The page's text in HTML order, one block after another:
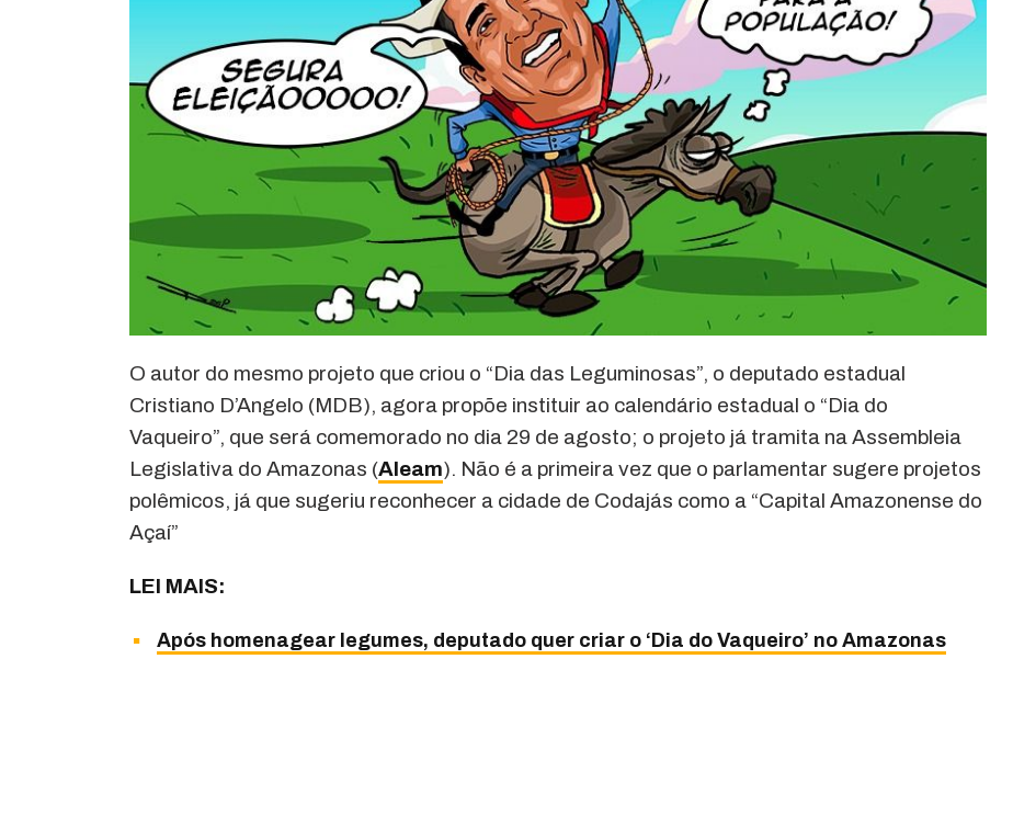
O autor do mesmo projeto que criou o “Dia das Leguminosas”, o deputado estadual
Cristiano D’Angelo (MDB), agora propõe instituir ao calendário estadual o “Dia do
Vaqueiro”, que será comemorado no dia 29 de agosto; o projeto já tramita na Assembleia
Legislativa do Amazonas (Aleam). Não é a primeira vez que o parlamentar sugere projetos
polêmicos, já que sugeriu reconhecer a cidade de Codajás como a “Capital Amazonense do
Açaí”
LEI MAIS:
Após homenagear legumes, deputado quer criar o ‘Dia do Vaqueiro’ no Amazonas